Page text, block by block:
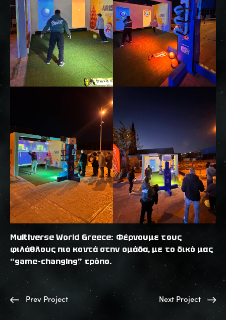
Multiverse World Greece: Φέρνουμε τους
φιλάθλους πιο κοντά στην ομάδα, με το δικό μας
“game-changing” τρόπο.
Prev Project Next Project